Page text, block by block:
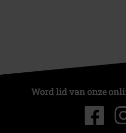
Word lid van onze